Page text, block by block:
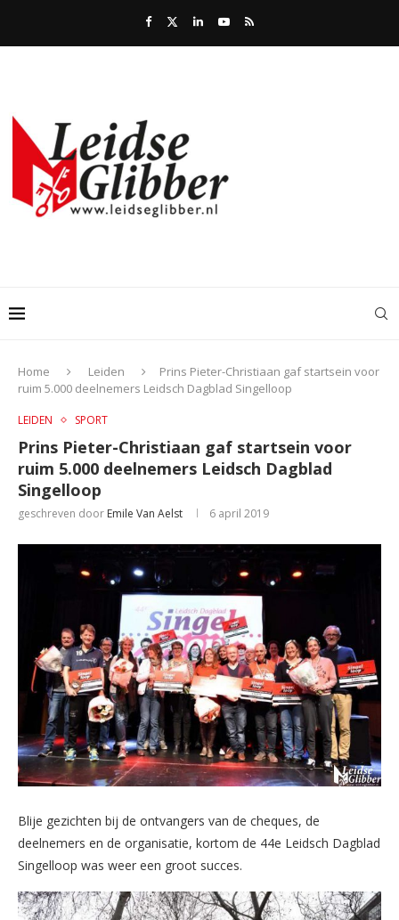
Home Leiden
Prins Pieter-Christiaan gaf startsein voor
ruim 5.000 deelnemers Leidsch Dagblad Singelloop
LEIDEN SPORT
Prins Pieter-Christiaan gaf startsein voor
ruim 5.000 deelnemers Leidsch Dagblad
Singelloop
geschreven door Emile Van Aelst 6 april 2019
Blije gezichten bij de ontvangers van de cheques, de
deelnemers en de organisatie, kortom de 44e Leidsch Dagblad
Singelloop was weer een groot succes.